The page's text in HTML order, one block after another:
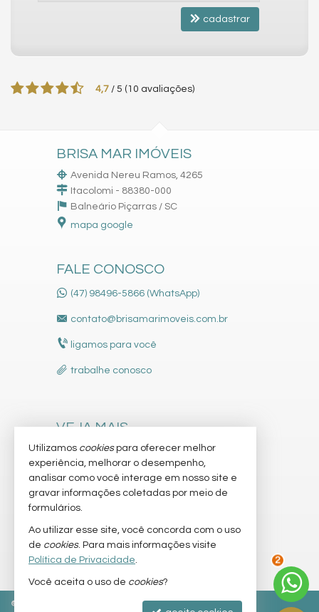
cadastrar
4,7 / 5 ( 10 avaliações)
BRISA MAR IMÓVEIS
Avenida Nereu Ramos, 4265
Itacolomi - 88380-000
Balneário Piçarras / SC
mapa google
FALE CONOSCO
(47) 98496-5866 (WhatsApp)
contato@brisamarimoveis.com.br
ligamos para você
trabalhe conosco
VEJA MAIS
receba nosso newsletter
indicadores financeiros
imóveis favoritos
mapa de imóveis
© Política de Privacidade
2
Utilizamos cookiespara oferecer melhor
experiência, melhorar o desempenho,
analisar como você interage em nosso site e
gravar informações coletadas por meio de
formulários.
Ao utilizar esse site, você concorda com o uso
de cookies. Para mais informações visite
Política de Privacidade.
Você aceita o uso de cookies?